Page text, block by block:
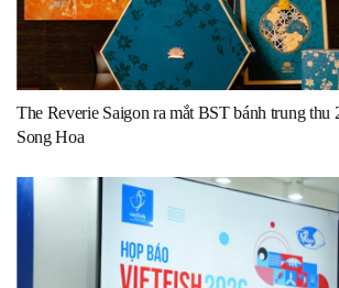
The Reverie Saigon ra mắt BST bánh trung thu
Song Hoa